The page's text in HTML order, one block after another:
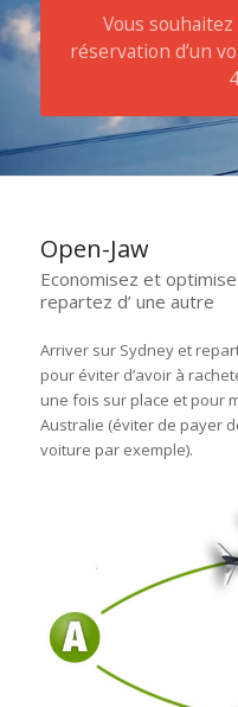
Vous
réservation d’un
Open-Jaw
Economisez et
repartez d’ une autre
Arriver sur Sydney et
pour éviter d’avoir à
une fois sur place et pour
Australie (éviter de payer
voiture par exemple).